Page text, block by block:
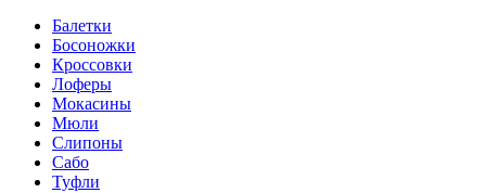
Балетки
Босоножки
Кроссовки
Лоферы
Мокасины
Мюли
Слипоны
Сабо
Туфли